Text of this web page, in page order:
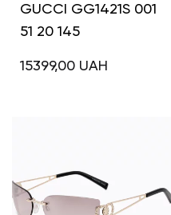
GUCCI GG1421S 001
51 20 145
15399,00 UAH